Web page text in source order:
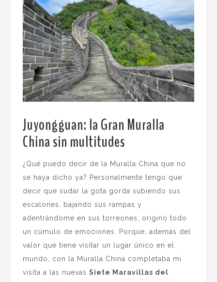
Juyongguan: la Gran Muralla
China sin multitudes
¿Qué puedo decir de la Muralla China que no
se haya dicho ya? Personalmente tengo que
decir que sudar la gota gorda subiendo sus
escalones, bajando sus rampas y
adentrándome en sus torreones, originó todo
un cúmulo de emociones. Porque, además del
valor que tiene visitar un lugar único en el
mundo, con la Muralla China completaba mi
visita a las nuevasSiete Maravillas del